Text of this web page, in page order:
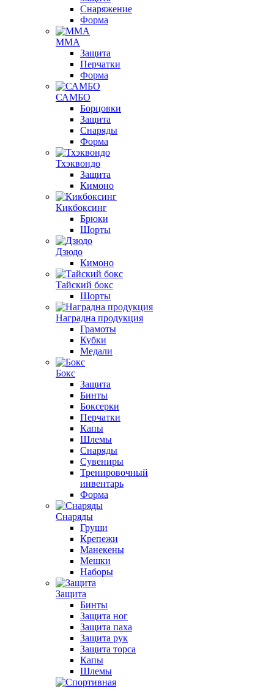
Снаряжение
Форма
ММА
Защита
Перчатки
Форма
САМБО
Борцовки
Защита
Снаряды
Форма
Тхэквондо
Защита
Кимоно
Кикбоксинг
Брюки
Шорты
Дзюдо
Кимоно
Тайский бокс
Шорты
Наградна продукция
Грамоты
Кубки
Медали
Бокс
Защита
Бинты
Боксерки
Перчатки
Капы
Шлемы
Снаряды
Сувениры
Тренировочный
инвентарь
Форма
Снаряды
Груши
Крепежи
Манекены
Мешки
Наборы
Защита
Бинты
Защита ног
Защита паха
Защита рук
Защита торса
Капы
Шлемы